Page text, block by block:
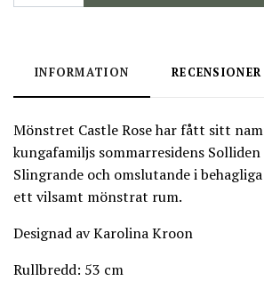
INFORMATION RECENSIONER
Mönstret Castle Rose har fått sitt
kungafamiljs sommarresidens Solliden
Slingrande och omslutande i
ett vilsamt mönstrat rum.
Designad av Karolina Kroon
Rullbredd: 53 cm